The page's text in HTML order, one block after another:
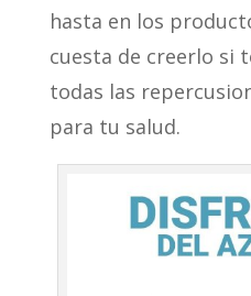
hasta en los
cuesta de creerlo si
todas las
para tu salud.